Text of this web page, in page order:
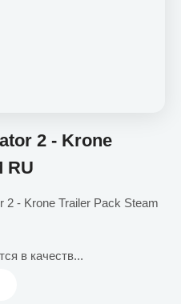
2 - Krone
RU
2 - Krone Trailer Pack Steam
в качеств...